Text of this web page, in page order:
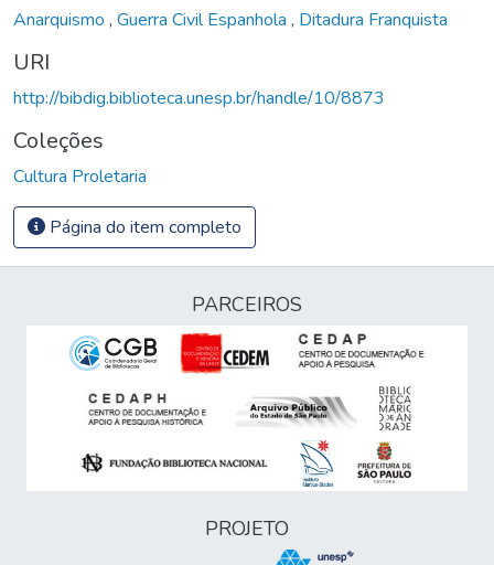
Anarquismo , Guerra Civil Espanhola , Ditadura Franquista
URI
http://bibdig.biblioteca.unesp.br/handle/10/8873
Coleções
Cultura Proletaria
Página do item completo
PARCEIROS
PROJETO